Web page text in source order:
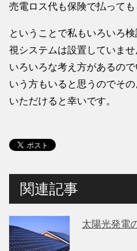
売電ロス代も保険で払っても
ということで私もいろいろ
視システムは設置していませ
いろいろな考え方があるの
いう方もいると思うのでそ
いただけると幸いです。
関連記事
太陽光発電